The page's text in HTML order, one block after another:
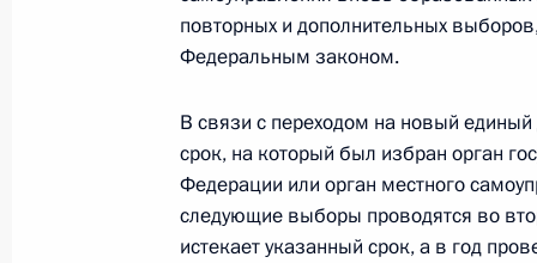
Кадровые изменения в системе
16 октября 2012 года, 10:00
15 октября 2012 года,
Кадровые изменения в системе
15 октября 2012 года, 13:00
повторных и дополнительных
Федеральным законом.
В связи с переходом на новый единый
срок, на который был избран орган
Федерации или орган местного
следующие выборы проводятся во
истекает указанный срок, а в год